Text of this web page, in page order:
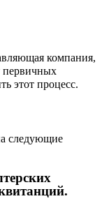
компания,
первичных
этот процесс.
следующие